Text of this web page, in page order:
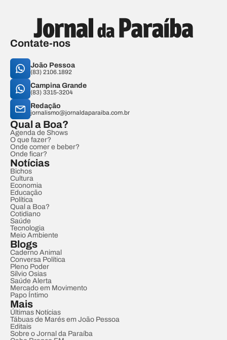
Contate-nos
João Pessoa
(83) 2106.1892
Campina Grande
(83) 3315-3204
Redação
jornalismo@jornaldaparaiba.com.br
Qual a Boa?
Agenda de Shows
O que fazer?
Onde comer e beber?
Onde ficar?
Notícias
Bichos
Cultura
Economia
Educação
Política
Qual a Boa?
Cotidiano
Saúde
Tecnologia
Meio Ambiente
Blogs
Caderno Animal
Conversa Política
Pleno Poder
Sílvio Osias
Saúde Alerta
Mercado em Movimento
Papo Íntimo
Mais
Últimas Notícias
Tábuas de Marés em João Pessoa
Editais
Sobre o Jornal da Paraíba